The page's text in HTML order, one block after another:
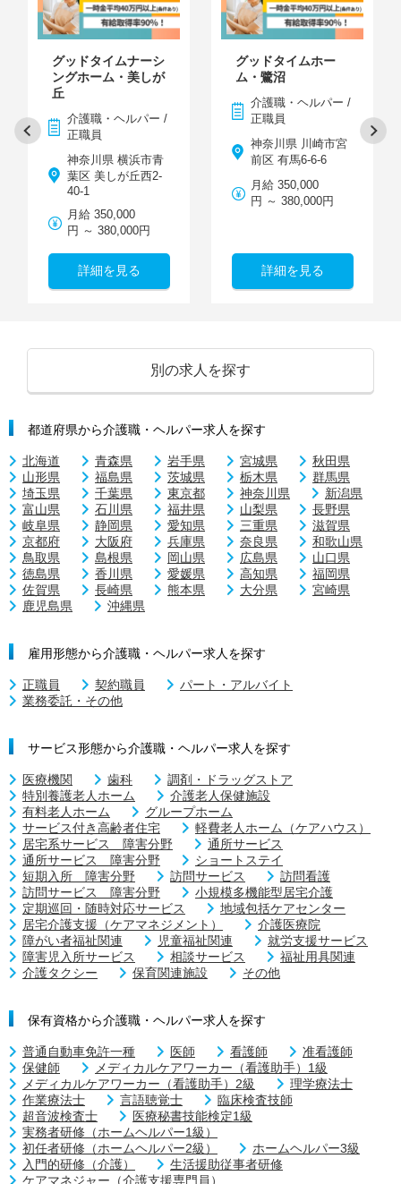
グッドタイムナーシ
ングホーム・美しが
丘
介護職・ヘルパー /
正職員
神奈川県 横浜市青
葉区 美しが丘西2-
40-1
月給 350,000
円 ～ 380,000円
詳細を見る
グッドタイムホー
ム・鷺沼
介護職・ヘルパー /
正職員
神奈川県 川崎市宮
前区 有馬6-6-6
月給 350,000
円 ～ 380,000円
詳細を見る
別の求人を探す
都道府県から介護職・ヘルパー求人を探す
北海道 青森県 岩手県 宮城県
秋田県
山形県
福島県 茨城県 栃木県
群馬県
埼玉県
千葉県 東京都 神奈川県
新潟県
富山県
石川県 福井県 山梨県
長野県
岐阜県
静岡県 愛知県 三重県
滋賀県
京都府
大阪府 兵庫県 奈良県
和歌山県
鳥取県
島根県 岡山県 広島県
山口県
徳島県
香川県 愛媛県 高知県
福岡県
佐賀県
長崎県 熊本県 大分県
宮崎県
鹿児島県
沖縄県
雇用形態から介護職・ヘルパー求人を探す
正職員 契約職員
パート・アルバイト
業務委託・その他
サービス形態から介護職・ヘルパー求人を探す
医療機関 歯科
調剤・ドラッグストア
特別養護老人ホーム
介護老人保健施設
有料老人ホーム
グループホーム
サービス付き高齢者住宅
軽費老人ホーム（ケアハウス）
居宅系サービス 障害分野
通所サービス
通所サービス 障害分野
ショートステイ
短期入所 障害分野
訪問サービス
訪問看護
訪問サービス 障害分野
小規模多機能型居宅介護
定期巡回・随時対応サービス
地域包括ケアセンター
居宅介護支援（ケアマネジメント）
介護医療院
障がい者福祉関連
児童福祉関連
就労支援サービス
障害児入所サービス
相談サービス
福祉用具関連
介護タクシー
保育関連施設 その他
保有資格から介護職・ヘルパー求人を探す
普通自動車免許一種 医師 看護師
准看護師
保健師
メディカルケアワーカー（看護助手）1級
メディカルケアワーカー（看護助手）2級
理学療法士
作業療法士
言語聴覚士
臨床検査技師
超音波検査士
医療秘書技能検定1級
実務者研修（ホームヘルパー1級）
初任者研修（ホームヘルパー2級）
ホームヘルパー3級
入門的研修（介護）
生活援助従事者研修
ケアマネジャー（介護支援専門員）